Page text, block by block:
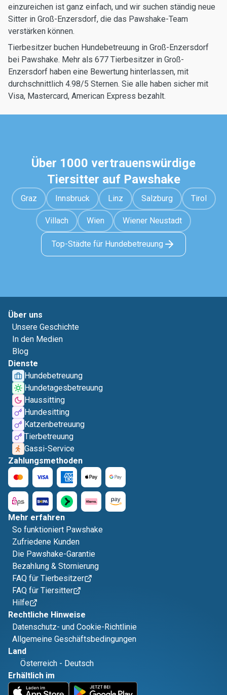
einzureichen ist ganz einfach, und wir suchen ständig neue
Sitter in Groß-Enzersdorf, die das Pawshake-Team
verstärken können.
Tierbesitzer buchen Hundebetreuung in Groß-Enzersdorf
bei Pawshake. Mehr als 677 Tierbesitzer in Groß-
Enzersdorf haben eine Bewertung hinterlassen, mit
durchschnittlich 4.98/5 Sternen. Sie alle haben sicher mit
Visa, Mastercard, American Express bezahlt.
Über 1000 vertrauenswürdige
Tiersitter auf Pawshake
Graz Innsbruck Linz Salzburg Tirol
Villach Wien Wiener Neustadt
Top-Städte für Hundebetreuung
Über uns
Unsere Geschichte
In den Medien
Blog
Dienste
Hundebetreuung
Hundetagesbetreuung
Haussitting
Hundesitting
Katzenbetreuung
Tierbetreuung
Gassi-Service
Zahlungsmethoden
Mehr erfahren
So funktioniert Pawshake
Zufriedene Kunden
Die Pawshake-Garantie
Bezahlung & Stornierung
FAQ für Tierbesitzer
FAQ für Tiersitter
Hilfe
Rechtliche Hinweise
Datenschutz- und Cookie-Richtlinie
Allgemeine Geschäftsbedingungen
Land
Österreich - Deutsch
Erhältlich im